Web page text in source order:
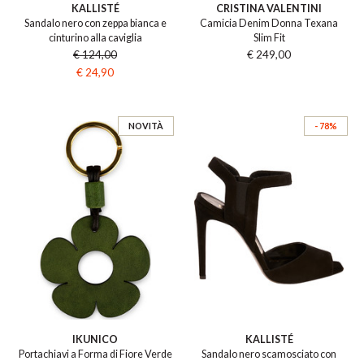
KALLISTÉ
Sandalo nero con zeppa bianca e
cinturino alla caviglia
€ 124,00
€ 24,90
CRISTINA VALENTINI
Camicia Denim Donna Texana
Slim Fit
€ 249,00
NOVITÀ
IKUNICO
Portachiavi a Forma di Fiore Verde
- 78%
KALLISTÉ
Sandalo nero scamosciato con